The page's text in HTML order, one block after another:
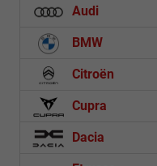
Audi
BMW
Citroën
Cupra
Dacia